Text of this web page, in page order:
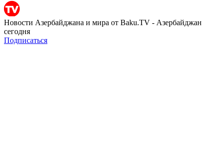
Новости Азербайджана и мира от Baku.TV - Азербайджан
сегодня
Подписаться